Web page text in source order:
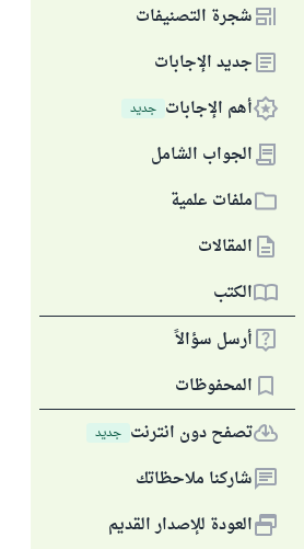
شجرة التصنيفات
جديد الإجابات
أهم الإجابات جديد
الجواب الشامل
ملفات علمية
المقالات
الكتب
أرسل سؤالاً
المحفوظات
تصفح دون انترنت جديد
شاركنا ملاحظاتك
العودة للإصدار القديم